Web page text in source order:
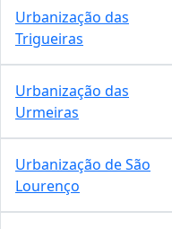
Urbanização das
Trigueiras
Urbanização das
Urmeiras
Urbanização de São
Lourenço